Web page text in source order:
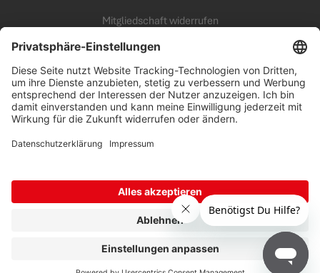
Mitgliedschaft widerrufen
KARRIERE
Unsere Arbeitswelt
all inclusive Fitness Campus
Benefits
Offene Jobs
Erfolgstipps
Datenschutz|Impressum
© 2026